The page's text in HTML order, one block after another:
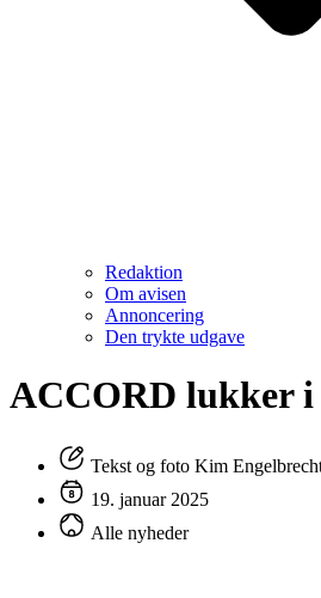
Redaktion
Om avisen
Annoncering
Den trykte udgave
ACCORD lukker
Tekst og foto Kim
19. januar 2025
Alle nyheder